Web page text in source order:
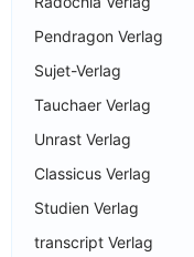
Pendragon Verlag
Sujet-Verlag
Tauchaer Verlag
Unrast Verlag
Classicus Verlag
Studien Verlag
transcript Verlag